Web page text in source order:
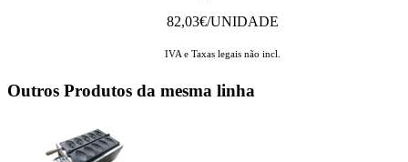
82,03€/UNIDADE
IVA e Taxas legais não incl.
Outros Produtos da mesma linha